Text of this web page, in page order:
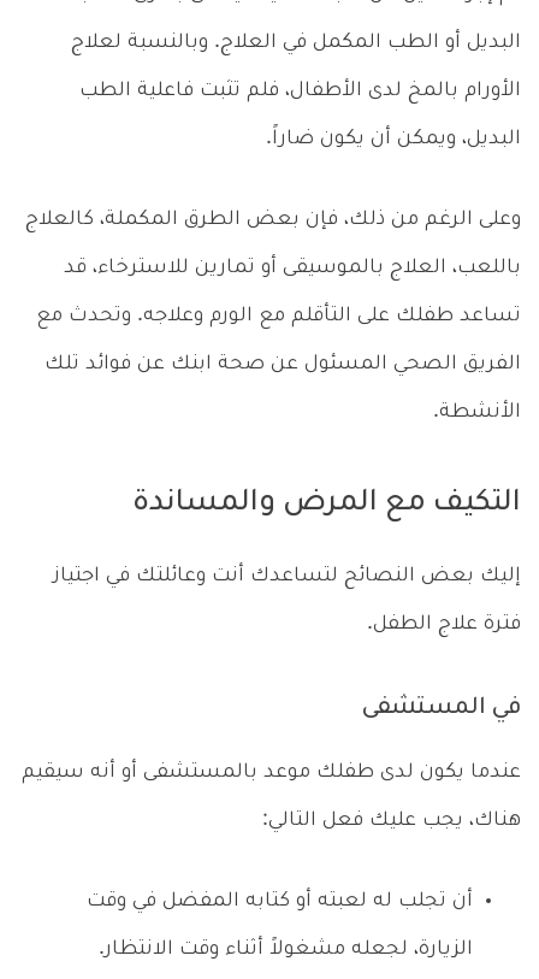
البديل أو الطب المكمل في العلاج. وبالنسبة لعلاج
الأورام بالمخ لدى الأطفال، فلم تثبت فاعلية الطب
البديل، ويمكن أن يكون ضاراً.
وعلى الرغم من ذلك، فإن بعض الطرق المكملة، كالعلاج
باللعب، العلاج بالموسيقى أو تمارين للاسترخاء، قد
تساعد طفلك على التأقلم مع الورم وعلاجه. وتحدث مع
الفريق الصحي المسئول عن صحة ابنك عن فوائد تلك
الأنشطة.
التكيف مع المرض والمساندة
إليك بعض النصائح لتساعدك أنت وعائلتك في اجتياز
فترة علاج الطفل.
في المستشفى
عندما يكون لدى طفلك موعد بالمستشفى أو أنه سيقيم
هناك، يجب عليك فعل التالي:
أن تجلب له لعبته أو كتابه المفضل في وقت
الزيارة، لجعله مشغولاً أثناء وقت الانتظار.